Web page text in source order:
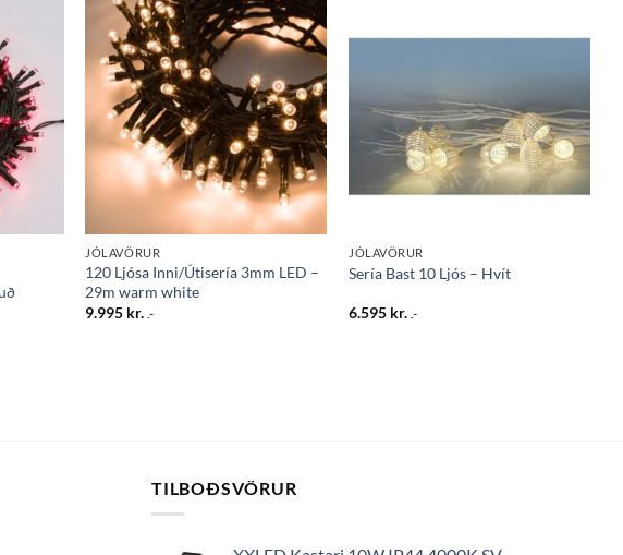
við á
Bæta
óskalista
JÓLAVÖRUR
120 Ljósa Inni/Útisería 3mm LED –
29m warm white
9.995 kr. .-
JÓLAVÖRUR
Sería Bast 10 Ljós – Hvít
6.595 kr. .-
TILBOÐSVÖRUR